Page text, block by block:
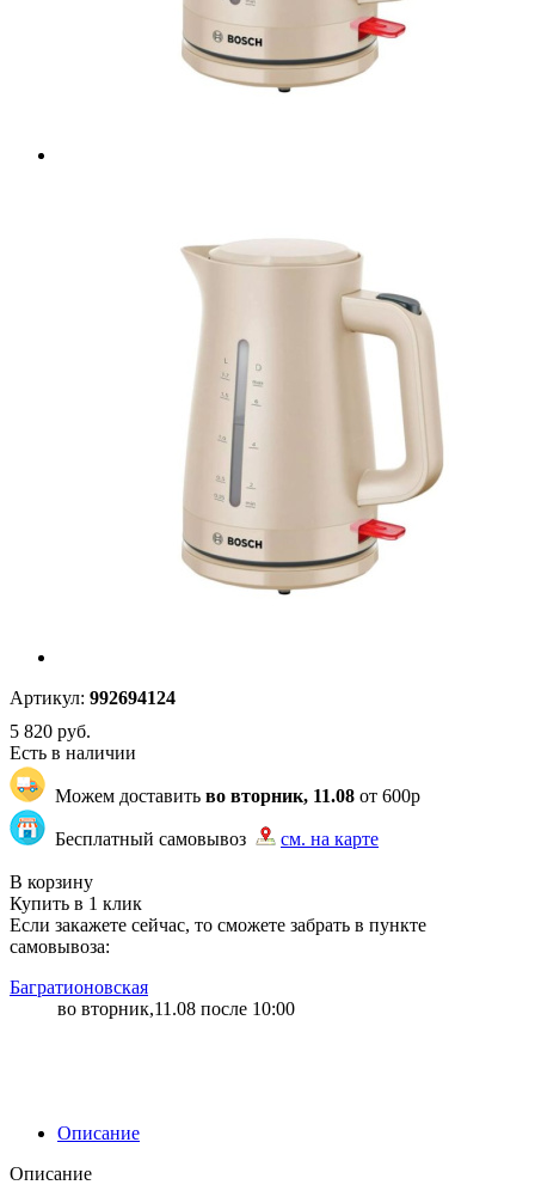
Артикул: 992694124
5 820 руб.
Есть в наличии
Можем доставить во вторник, 11.08 от 600р
Бесплатный самовывоз
см. на карте
В корзину
Купить в 1 клик
Если закажете сейчас, то сможете забрать в пункте
самовывоза:
Багратионовская
во вторник,11.08 после 10:00
Описание
Описание